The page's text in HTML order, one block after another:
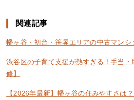
関連記事
幡ヶ谷・初台・笹塚エリアの中古マン
渋谷区の子育て支援が熱すぎる！手当
修】
【2026年最新】幡ヶ谷の住みやすさは